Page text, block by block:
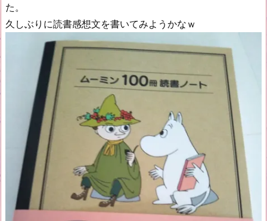
た。
久しぶりに読書感想文を書いてみようかなｗ